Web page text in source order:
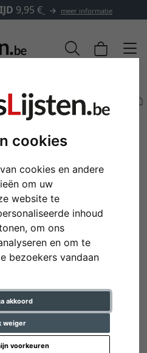
cookies
cookies en andere
om uw
website te
inhoud
om ons
en om te
bezoekers vandaan
akkoord
weiger
voorkeuren
9,95 € meer informatie